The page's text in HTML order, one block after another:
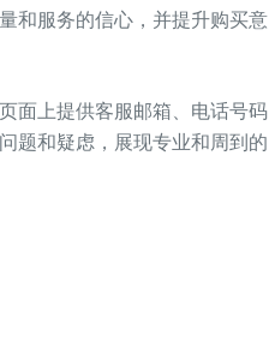
和服务的信心，并提升购买意
面上提供客服邮箱、电话号码
题和疑虑，展现专业和周到的